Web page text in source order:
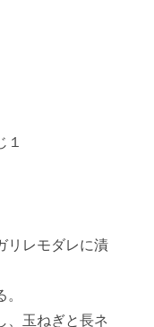
リレモダレに漬
、玉ねぎと長ネ